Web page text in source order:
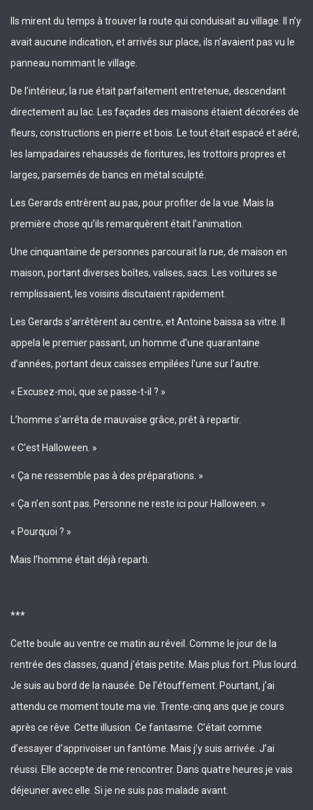
Ils mirent du temps à trouver la route qui conduisait au village. Il n’y
avait aucune indication, et arrivés sur place, ils n’avaient pas vu le
panneau nommant le village.
De l’intérieur, la rue était parfaitement entretenue, descendant
directement au lac. Les façades des maisons étaient décorées de
fleurs, constructions en pierre et bois. Le tout était espacé et aéré,
les lampadaires rehaussés de fioritures, les trottoirs propres et
larges, parsemés de bancs en métal sculpté.
Les Gerards entrèrent au pas, pour profiter de la vue. Mais la
première chose qu’ils remarquèrent était l’animation.
Une cinquantaine de personnes parcourait la rue, de maison en
maison, portant diverses boîtes, valises, sacs. Les voitures se
remplissaient, les voisins discutaient rapidement.
Les Gerards s’arrêtèrent au centre, et Antoine baissa sa vitre. Il
appela le premier passant, un homme d’une quarantaine
d’années, portant deux caisses empilées l’une sur l’autre.
« Excusez-moi, que se passe-t-il ? »
L’homme s’arrêta de mauvaise grâce, prêt à repartir.
« C’est Halloween. »
« Ça ne ressemble pas à des préparations. »
« Ça n’en sont pas. Personne ne reste ici pour Halloween. »
« Pourquoi ? »
Mais l’homme était déjà reparti.
***
Cette boule au ventre ce matin au réveil. Comme le jour de la
rentrée des classes, quand j’étais petite. Mais plus fort. Plus lourd.
Je suis au bord de la nausée. De l’étouffement. Pourtant, j’ai
attendu ce moment toute ma vie. Trente-cinq ans que je cours
après ce rêve. Cette illusion. Ce fantasme. C’était comme
d’essayer d’apprivoiser un fantôme. Mais j’y suis arrivée. J’ai
réussi. Elle accepte de me rencontrer. Dans quatre heures je vais
déjeuner avec elle. Si je ne suis pas malade avant.